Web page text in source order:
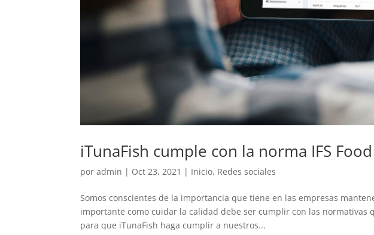
iTunaFish cumple con la norma IFS Food
poradmin | Oct 23, 2021 | Inicio, Redes sociales
Somos conscientes de la importancia que tiene en las empresas
importante como cuidar la calidad debe ser cumplir con las normativas
para que iTunaFish haga cumplir a nuestros...